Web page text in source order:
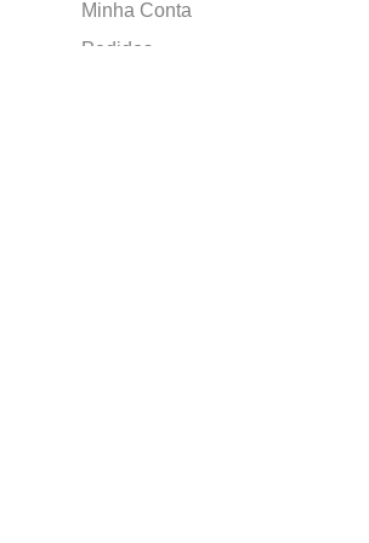
Minha Conta
Pedidos